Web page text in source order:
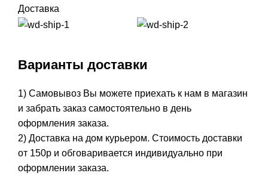
Доставка
Варианты доставки
1) Самовывоз Вы можете приехать к нам в магазин
и забрать заказ самостоятельно в день
оформления заказа.
2) Доставка на дом курьером. Стоимость доставки
от 150р и обговаривается индивидуально при
оформлении заказа.